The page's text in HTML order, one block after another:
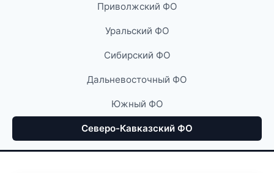
Приволжский ФО
Уральский ФО
Сибирский ФО
Дальневосточный ФО
Южный ФО
Северо-Кавказский ФО